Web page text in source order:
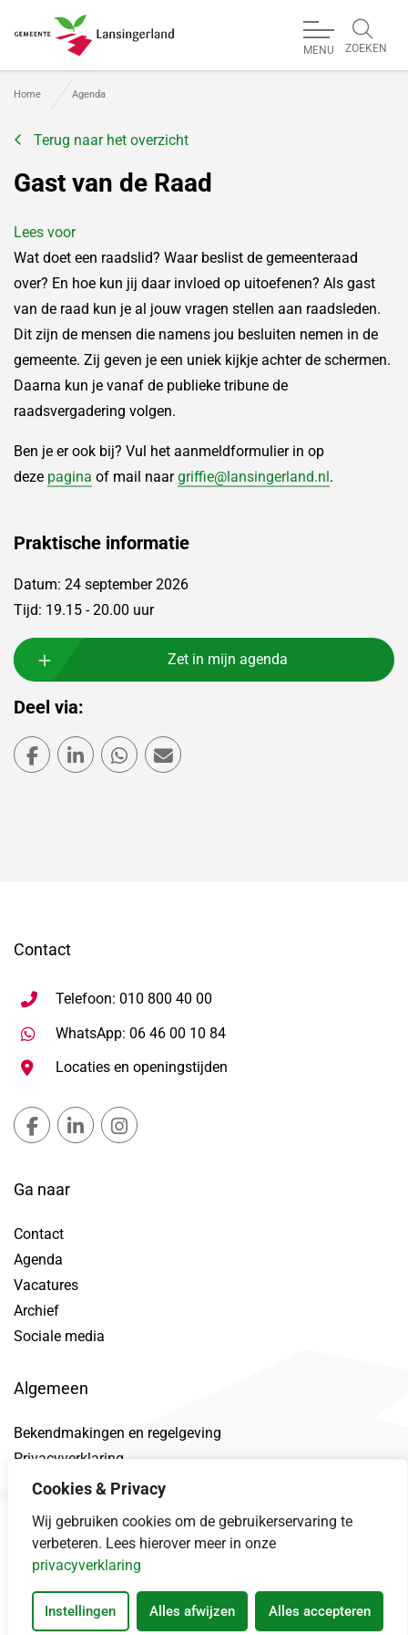
Cookies & Privacy
Wij gebruiken cookies om de gebruikerservaring te
verbeteren. Lees hierover meer in onze
privacyverklaring
Instellingen Alles afwijzen Alles accepteren
MENU ZOEKEN
Home Agenda
Terug naar het overzicht
Gast van de Raad
Lees voor
Wat doet een raadslid? Waar beslist de gemeenteraad
over? En hoe kun jij daar invloed op uitoefenen? Als gast
van de raad kun je al jouw vragen stellen aan raadsleden.
Dit zijn de mensen die namens jou besluiten nemen in de
gemeente. Zij geven je een uniek kijkje achter de schermen.
Daarna kun je vanaf de publieke tribune de
raadsvergadering volgen.
Ben je er ook bij? Vul het aanmeldformulier in op
deze pagina of mail naargriffie@lansingerland.nl .
Praktische informatie
Datum: 24 september 2026
Tijd: 19.15 - 20.00 uur
Zet in mijn agenda
Deel via:
Deel via Facebook
Deel via LinkedIn
Deel via WhatsApp
Contact
Telefoon: 010 800 40 00
WhatsApp: 06 46 00 10 84Stuur WhatsApp bericht,
Locaties en openingstijden
Gemeente Lansingerland Facebook, opent in nieuw
Gemeente Lansingerland LinkedIn, opent in
Ga naar
Contact
Agenda
Vacatures
Archief
Sociale media
Algemeen
Bekendmakingen en regelgeving
Privacyverklaring
Toegankelijkheidsverklaring
Datalek